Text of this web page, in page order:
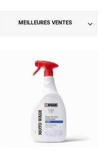
MEILLEURES VENTES